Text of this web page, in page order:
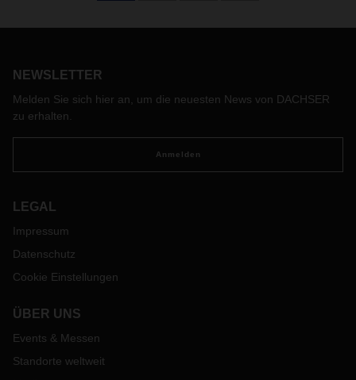
NEWSLETTER
Melden Sie sich hier an, um die neuesten News von DACHSER
zu erhalten.
Anmelden
LEGAL
Impressum
Datenschutz
Cookie Einstellungen
ÜBER UNS
Events & Messen
Standorte weltweit